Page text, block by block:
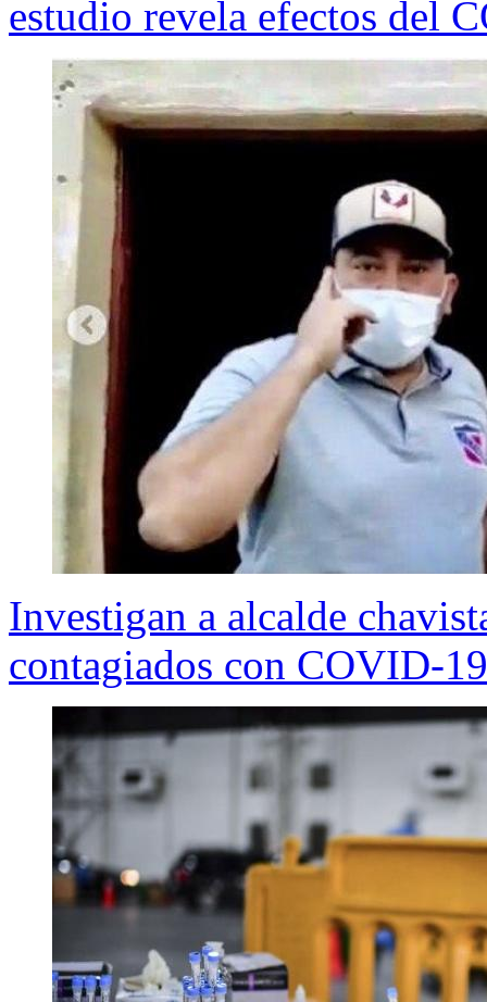
estudio revela efectos del
Investigan a alcalde
contagiados con COVID-19